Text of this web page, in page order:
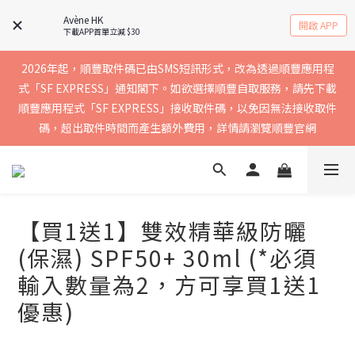
Avène HK
下載APP首單立減 $30 開啟 APP
買滿$400免運費，訂單經順豐速運會於2-5個工作天內送到，請核
實聯絡資料以確保收到送貨通知，暫不支援中國內地及澳門地區
實聯絡資料以確保收到送貨通知，暫不支援中國內地及澳門地區
2026年起，順豐取件碼已由SMS短訊形式，改為透過順豐應用程
式「SF EXPRESS」通知閣下。如欲選擇順豐自取服務，請先下載
順豐應用程式「SF EXPRESS」接收取件碼，以免因無法接收取件
碼，超出取件時間而產生額外費用，詳情請瀏覽順豐官網
【買1送1】雙效精華級防曬
(保濕) SPF50+ 30ml (*必須
輸入數量為2，方可享買1送1
優惠)